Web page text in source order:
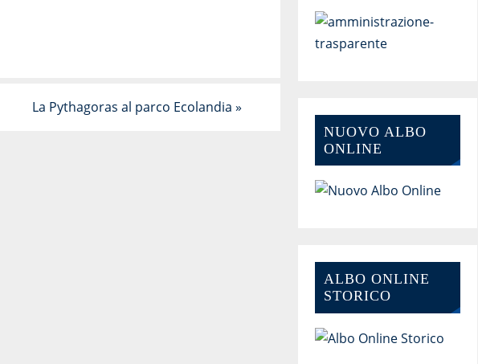
La Pythagoras al parco Ecolandia »
NUOVO ALBO
ONLINE
ALBO ONLINE
STORICO